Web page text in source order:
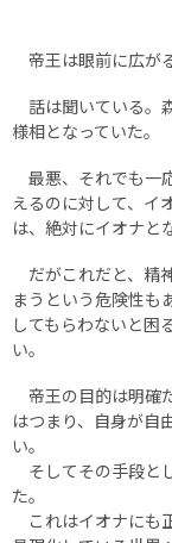
帝王は眼前に広が
話は聞いている。
様相となっていた。
最悪、それでも一
えるのに対して、イ
は、絶対にイオナと
だがこれだと、精
まうという危険性も
してもらわないと困
い。
帝王の目的は明確だ
はつまり、自身が自
い。
そしてその手段と
た。
これはイオナにも